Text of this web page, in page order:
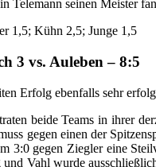
Telemann seinen Meister
1,5; Kühn 2,5; Junge 1,5
3 vs. Auleben – 8:5
Erfolg ebenfalls sehr
beide Teams in ihrer
gegen einen der
3:0 gegen Ziegler eine
Vahl wurde